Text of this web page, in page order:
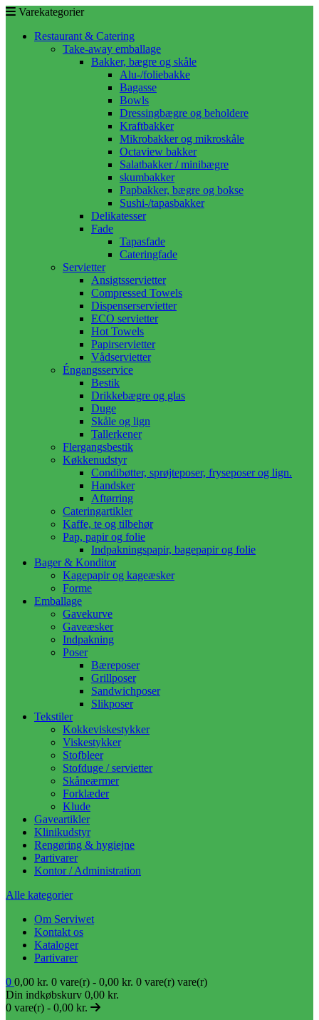
Varekategorier
Restaurant & Catering
Take-away emballage
Bakker, bægre og skåle
Alu-/foliebakke
Bagasse
Bowls
Dressingbægre og beholdere
Kraftbakker
Mikrobakker og mikroskåle
Octaview bakker
Salatbakker / minibægre
skumbakker
Papbakker, bægre og bokse
Sushi-/tapasbakker
Delikatesser
Fade
Tapasfade
Cateringfade
Servietter
Ansigtsservietter
Compressed Towels
Dispenserservietter
ECO servietter
Hot Towels
Papirservietter
Vådservietter
Éngangsservice
Bestik
Drikkebægre og glas
Duge
Skåle og lign
Tallerkener
Flergangsbestik
Køkkenudstyr
Condibøtter, sprøjteposer, fryseposer og lign.
Handsker
Aftørring
Cateringartikler
Kaffe, te og tilbehør
Pap, papir og folie
Indpakningspapir, bagepapir og folie
Bager & Konditor
Kagepapir og kageæsker
Forme
Emballage
Gavekurve
Gaveæsker
Indpakning
Poser
Bæreposer
Grillposer
Sandwichposer
Slikposer
Tekstiler
Kokkeviskestykker
Viskestykker
Stofbleer
Stofduge / servietter
Skåneærmer
Forklæder
Klude
Gaveartikler
Klinikudstyr
Rengøring & hygiejne
Partivarer
Kontor / Administration
Alle kategorier
Om Serviwet
Kontakt os
Kataloger
Partivarer
0 0,00 kr. 0 vare(r) - 0,00 kr. 0 vare(r) vare(r)
Din indkøbskurv 0,00 kr.
0 vare(r) - 0,00 kr.